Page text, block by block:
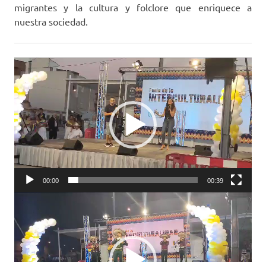
migrantes y la cultura y folclore que enriquece a
nuestra sociedad.
Reproductor
de
vídeo
00:00 00:39
vídeo